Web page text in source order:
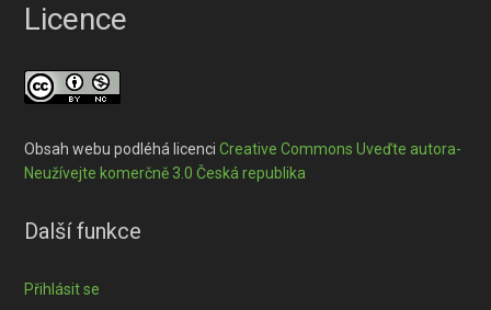
Licence
Obsah webu podléhá licenciCreative Commons Uveďte autora-
Neužívejte komerčně 3.0 Česká republika
Další funkce
Přihlásit se